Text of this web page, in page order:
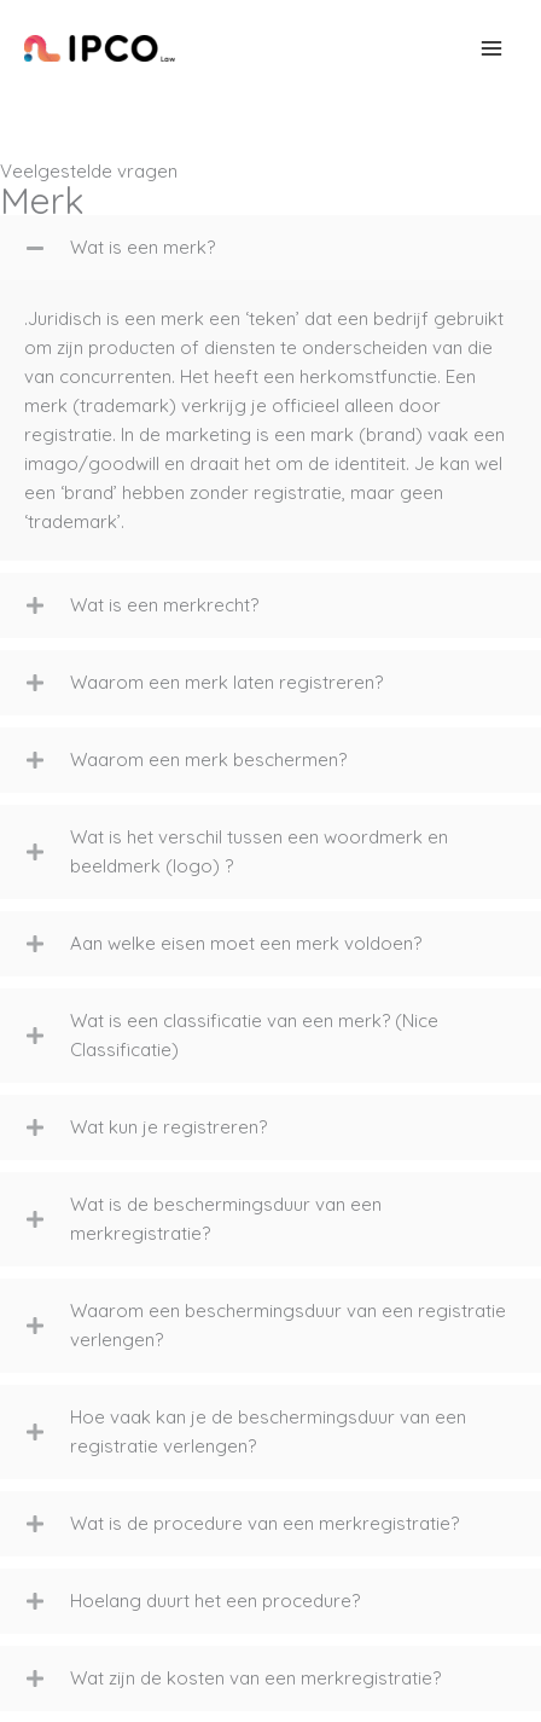
naar
Veelgestelde vragen
Merk
Wat is een merk?
.Juridisch is een merk een ‘teken’ dat een bedrijf gebruikt
om zijn producten of diensten te onderscheiden van die
van concurrenten. Het heeft een herkomstfunctie. Een
merk (trademark) verkrijg je officieel alleen door
registratie. In de marketing is een mark (brand) vaak een
imago/goodwill en draait het om de identiteit. Je kan wel
een ‘brand’ hebben zonder registratie, maar geen
‘trademark’.
Wat is een merkrecht?
Waarom een merk laten registreren?
Waarom een merk beschermen?
Wat is het verschil tussen een woordmerk en
beeldmerk (logo) ?
Aan welke eisen moet een merk voldoen?
Wat is een classificatie van een merk? (Nice
Classificatie)
Wat kun je registreren?
Wat is de beschermingsduur van een
merkregistratie?
Waarom een beschermingsduur van een registratie
verlengen?
Hoe vaak kan je de beschermingsduur van een
registratie verlengen?
Wat is de procedure van een merkregistratie?
Hoelang duurt het een procedure?
Wat zijn de kosten van een merkregistratie?